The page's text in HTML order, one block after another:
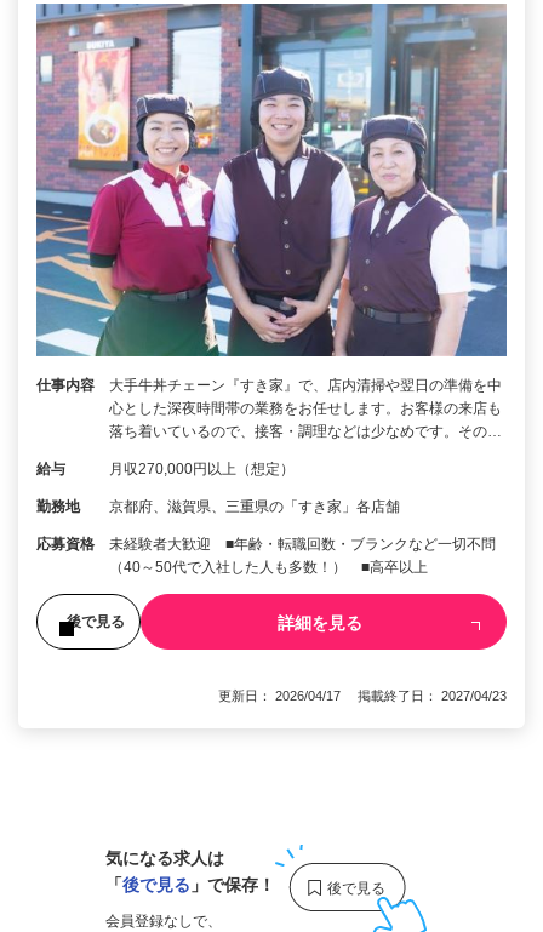
仕事内容
大手牛丼チェーン『すき家』で、店内清掃や翌日の準備を中
心とした深夜時間帯の業務をお任せします。お客様の来店も
落ち着いているので、接客・調理などは少なめです。その…
給与 月収270,000円以上（想定）
勤務地 京都府、滋賀県、三重県の「すき家」各店舗
応募資格
未経験者大歓迎 ■年齢・転職回数・ブランクなど一切不問
（40～50代で入社した人も多数！） ■高卒以上
後で見る 詳細を見る
更新日： 2026/04/17 掲載終了日： 2027/04/23
気になる求人は
「後で見る 」で保存！
会員登録なしで、